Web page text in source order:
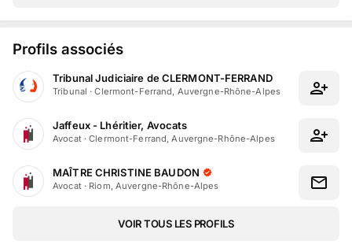
Profils associés
Tribunal Judiciaire de CLERMONT-FERRAND
Tribunal ·Clermont-Ferrand, Auvergne-Rhône-Alpes
Jaffeux - Lhéritier, Avocats
Avocat·Clermont-Ferrand, Auvergne-Rhône-Alpes
MAÎTRE CHRISTINE BAUDON
Avocat· Riom, Auvergne-Rhône-Alpes
VOIR TOUS LES PROFILS